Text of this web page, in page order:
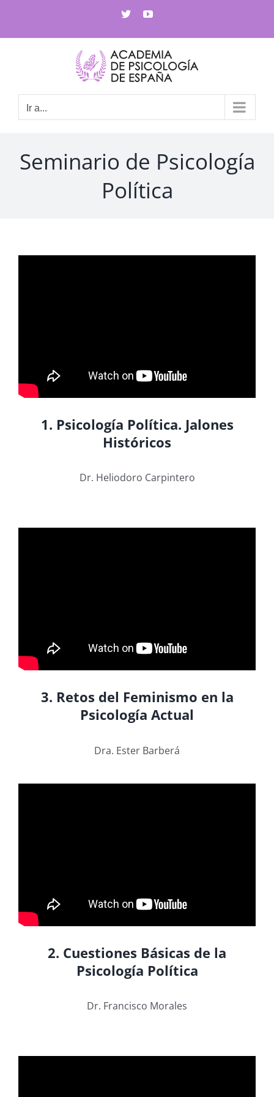
contenido
X YouTube
Ir a...
Seminario de Psicología
Política
1. Psicología Política. Jalones
Históricos
Dr. Heliodoro Carpintero
3. Retos del Feminismo en la
Psicología Actual
Dra. Ester Barberá
2. Cuestiones Básicas de la
Psicología Política
Dr. Francisco Morales